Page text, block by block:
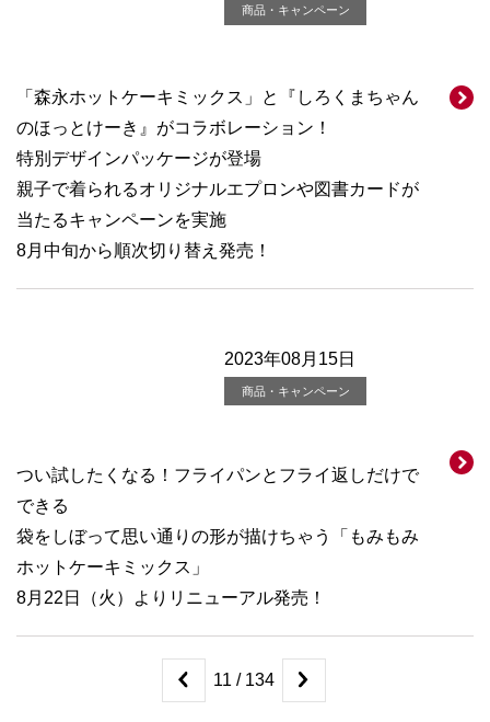
商品・キャンペーン
「森永ホットケーキミックス」と『しろくまちゃん
のほっとけーき』がコラボレーション！
特別デザインパッケージが登場
親子で着られるオリジナルエプロンや図書カードが
当たるキャンペーンを実施
8月中旬から順次切り替え発売！
2023年08月15日
商品・キャンペーン
つい試したくなる！フライパンとフライ返しだけで
できる
袋をしぼって思い通りの形が描けちゃう「もみもみ
ホットケーキミックス」
8月22日（火）よりリニューアル発売！
11 / 134